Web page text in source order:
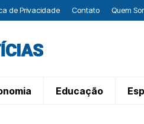
de Privacidade Contato Quem
Educação